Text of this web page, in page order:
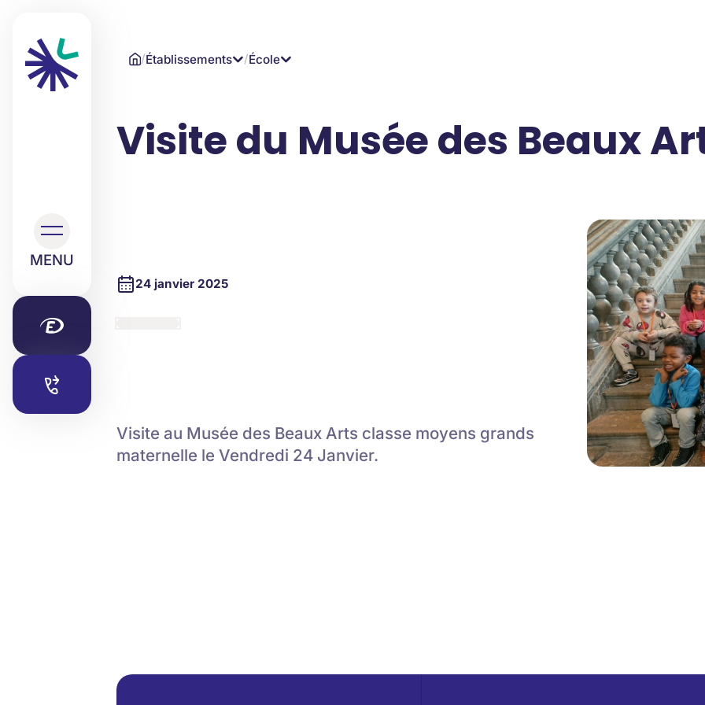
MENU
/Établissements /École
Visite du Musée des Beaux
24 janvier 2025
Visite au Musée des Beaux Arts classe moyens grands
maternelle le Vendredi 24 Janvier.